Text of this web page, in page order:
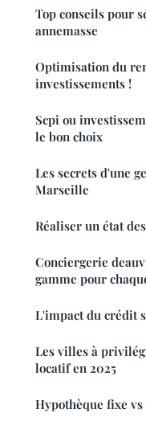
Top conseils pour
annemasse
Optimisation du
investissements !
Scpi ou
le bon choix
Les secrets d'une
Marseille
Réaliser un état
Conciergerie
gamme pour
L'impact du crédit
Les villes à
locatif en 2025
Hypothèque fixe